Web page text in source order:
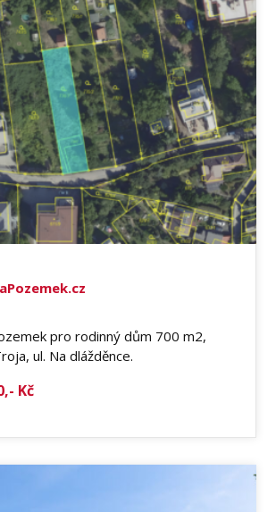
pro rodinný dům 700 m2,
ul. Na dlážděnce.
Kč